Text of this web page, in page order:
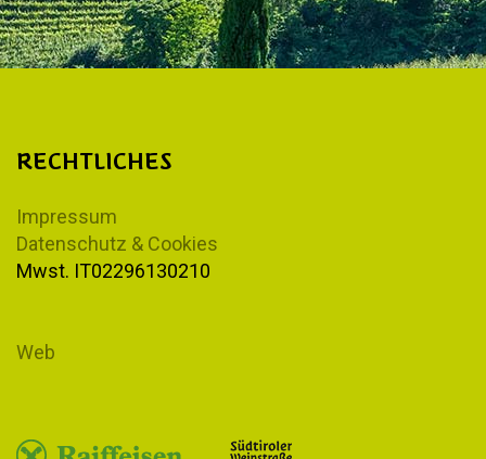
RECHTLICHES
Impressum
Datenschutz & Cookies
Mwst. IT02296130210
Web